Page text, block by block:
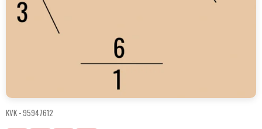
KVK -95947612